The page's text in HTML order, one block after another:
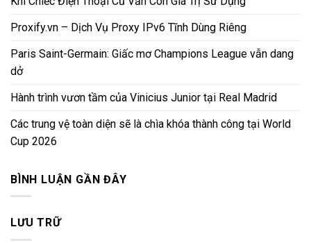
Proxify.vn – Dịch Vụ Proxy IPv6 Tĩnh Dùng Riêng
Paris Saint-Germain: Giấc mơ Champions League vẫn dang
dở
Hành trình vươn tầm của Vinicius Junior tại Real Madrid
Các trung vệ toàn diện sẽ là chìa khóa thành công tại World
Cup 2026
BÌNH LUẬN GẦN ĐÂY
LƯU TRỮ